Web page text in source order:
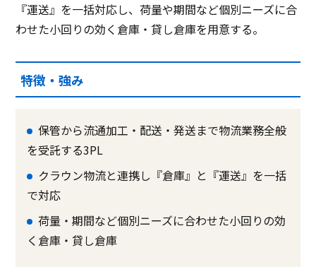
『運送』を一括対応し、荷量や期間など個別ニーズに合
わせた小回りの効く倉庫・貸し倉庫を用意する。
特徴・強み
保管から流通加工・配送・発送まで物流業務全般
を受託する3PL
クラウン物流と連携し『倉庫』と『運送』を一括
で対応
荷量・期間など個別ニーズに合わせた小回りの効
く倉庫・貸し倉庫